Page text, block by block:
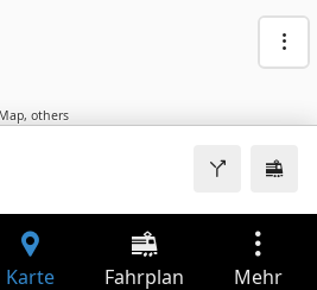
, others
Karte Fahrplan Mehr